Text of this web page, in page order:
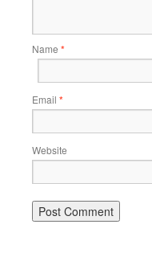
Name *
Email *
Website